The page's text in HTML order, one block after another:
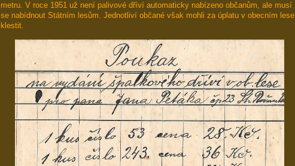
metru. V roce 1951 už není palivové dříví automaticky nabízeno občanům, ale musí
se nabídnout Státním lesům. Jednotliví občané však mohli za úplatu v obecním lese
klestit.